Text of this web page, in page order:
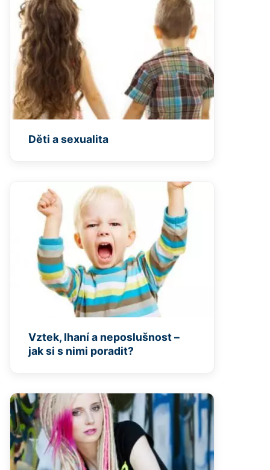
Děti a sexualita
Vztek, lhaní a neposlušnost –
jak si s nimi poradit?